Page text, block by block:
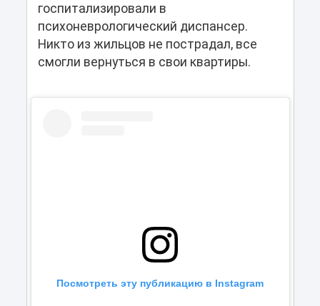
госпитализировали в
психоневрологический диспансер.
Никто из жильцов не пострадал, все
смогли вернуться в свои квартиры.
Посмотреть эту публикацию в Instagram